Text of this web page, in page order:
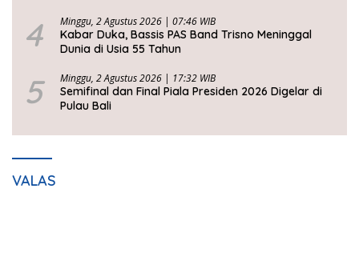
4 Minggu, 2 Agustus 2026 | 07:46 WIB
Kabar Duka, Bassis PAS Band Trisno Meninggal
Dunia di Usia 55 Tahun
5 Minggu, 2 Agustus 2026 | 17:32 WIB
Semifinal dan Final Piala Presiden 2026 Digelar di
Pulau Bali
VALAS